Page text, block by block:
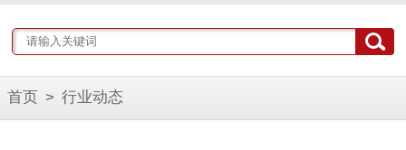
首页 > 行业动态